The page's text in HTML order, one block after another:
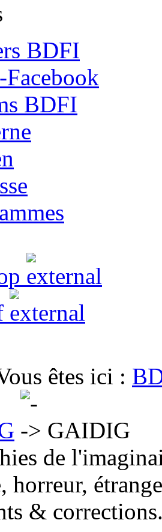
BDFI
BDFI
êtes ici :
GAIDIG
de
horreur,
&